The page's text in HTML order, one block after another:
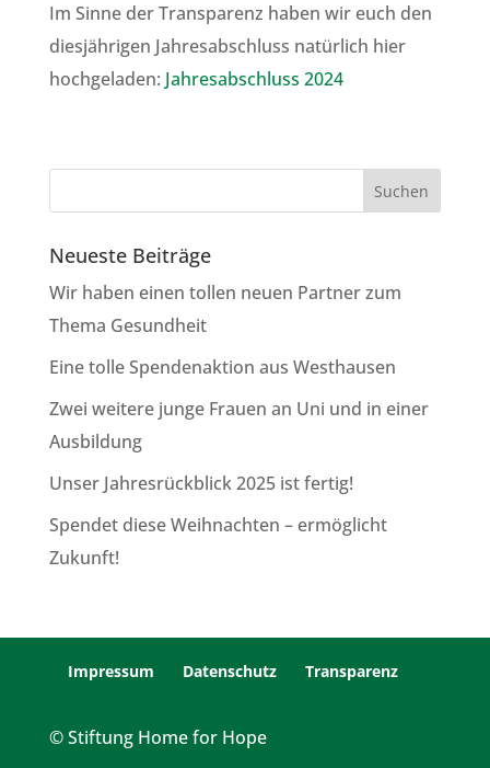
Im Sinne der Transparenz haben wir euch den
diesjährigen Jahresabschluss natürlich hier
hochgeladen: Jahresabschluss 2024
Neueste Beiträge
Wir haben einen tollen neuen Partner zum
Thema Gesundheit
Eine tolle Spendenaktion aus Westhausen
Zwei weitere junge Frauen an Uni und in einer
Ausbildung
Unser Jahresrückblick 2025 ist fertig!
Spendet diese Weihnachten – ermöglicht
Zukunft!
Impressum Datenschutz Transparenz
© Stiftung Home for Hope